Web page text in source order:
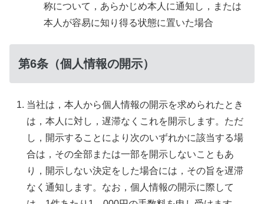
称について，あらかじめ本人に通知し，または
本人が容易に知り得る状態に置いた場合
第6条（個人情報の開示）
当社は，本人から個人情報の開示を求められたとき
は，本人に対し，遅滞なくこれを開示します。ただ
し，開示することにより次のいずれかに該当する場
合は，その全部または一部を開示しないこともあ
り，開示しない決定をした場合には，その旨を遅滞
なく通知します。なお，個人情報の開示に際して